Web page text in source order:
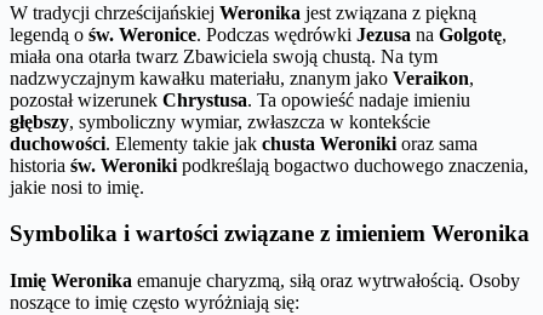
W tradycji chrześcijańskiej Weronika jest związana z piękną
legendą o św. Weronice. Podczas wędrówki Jezusa na Golgotę,
miała ona otarła twarz Zbawiciela swoją chustą. Na tym
nadzwyczajnym kawałku materiału, znanym jako Veraikon,
pozostał wizerunek Chrystusa. Ta opowieść nadaje imieniu
głębszy, symboliczny wymiar, zwłaszcza w kontekście
duchowości. Elementy takie jak chusta Weroniki oraz sama
historia św. Weroniki podkreślają bogactwo duchowego znaczenia,
jakie nosi to imię.
Symbolika i wartości związane z imieniem Weronika
Imię Weronika emanuje charyzmą, siłą oraz wytrwałością. Osoby
noszące to imię często wyróżniają się: